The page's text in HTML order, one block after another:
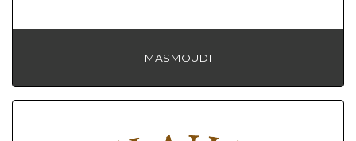
MASMOUDI